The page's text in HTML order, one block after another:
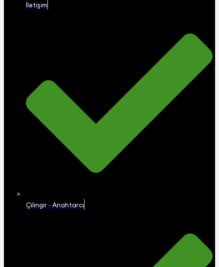
İletişim
Çilingir - Anahtarcı